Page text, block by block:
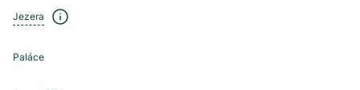
Jezera
Paláce